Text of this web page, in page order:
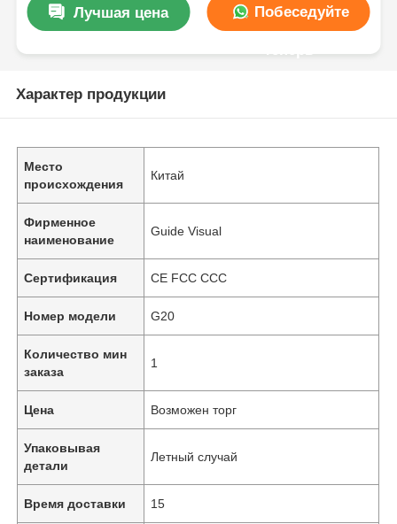
Лучшая цена Побеседуйте
Характер продукции
Место
происхождения
Китай
Фирменное
наименование
Guide Visual
Сертификация CE FCC CCC
Номер модели G20
Количество мин
заказа
1
Цена Возможен торг
Упаковывая
детали
Летный случай
Время доставки 15